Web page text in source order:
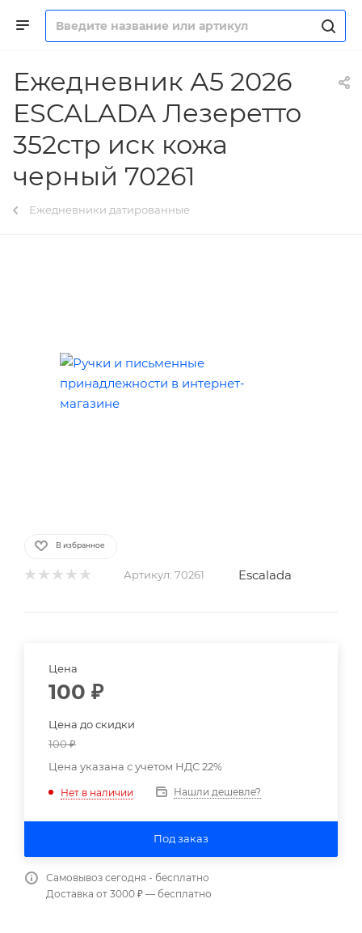
Ежедневник А5 2026
ESCALADA Лезеретто
352стр иск кожа
черный 70261
Ежедневники датированные
В избранное
Артикул: 70261 Escalada
Цена
100 ₽
Цена до скидки
100₽
Цена указана с учетом НДС 22%
Нет в наличии Нашли дешевле?
Под заказ
Самовывоз сегодня - бесплатно
Доставка от 3000 ₽ — бесплатно